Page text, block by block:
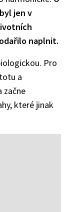
jen v
naplnit.
Pro
a
začne
které jinak